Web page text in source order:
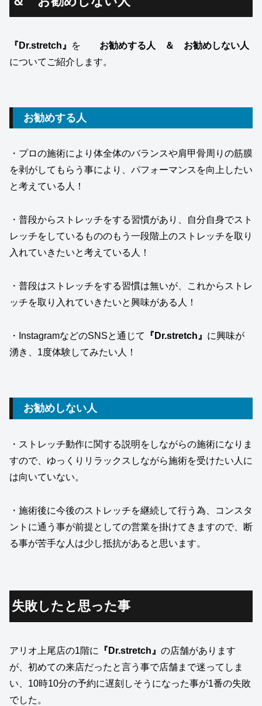
『Dr.stretch』 を お勧めする人 ＆ お勧めしない人
についてご紹介します。
お勧めする人
・プロの施術により体全体のバランスや肩甲骨周りの筋膜
を剥がしてもらう事により、パフォーマンスを向上したい
と考えている人！
・普段からストレッチをする習慣があり、自分自身でスト
レッチをしているもののもう一段階上のストレッチを取り
入れていきたいと考えている人！
・普段はストレッチをする習慣は無いが、これからストレ
ッチを取り入れていきたいと興味がある人！
・InstagramなどのSNSと通じて 『Dr.stretch』 に興味が
湧き、1度体験してみたい人！
お勧めしない人
・ストレッチ動作に関する説明をしながらの施術になりま
すので、ゆっくりリラックスしながら施術を受けたい人に
は向いていない。
・施術後に今後のストレッチを継続して行う為、コンスタ
ントに通う事が前提としての営業を掛けてきますので、断
る事が苦手な人は少し抵抗があると思います。
失敗したと思った事
アリオ上尾店の1階に 『Dr.stretch』 の店舗があります
が、初めての来店だったと言う事で店舗まで迷ってしま
い、10時10分の予約に遅刻しそうになった事が1番の失敗
でした。